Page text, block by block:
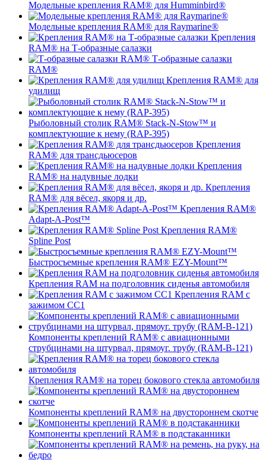
Модельные крепления RAM® для Humminbird®
Модельные крепления RAM® для Raymarine®
Крепления
RAM® на Т-образные салазки
Т-образные салазки
RAM®
Крепления RAM® для
удилищ
Рыболовный столик RAM® Stack-N-Stow™ и
комплектующие к нему (RAP-395)
Крепления
RAM® для трансдьюсеров
Крепления
RAM® на надувные лодки
Крепления
RAM® для вёсел, якоря и др.
Крепления RAM®
Adapt-A-Post™
Крепления RAM®
Spline Post
Быстросъемные крепления RAM® EZY-Mount™
Крепления RAM на подголовник сиденья автомобиля
Крепления RAM с
зажимом СС1
Компоненты креплений RAM® с авиационными
струбцинами на штурвал, прямоуг. трубу (RAM-B-121)
Крепления RAM® на торец бокового стекла автомобиля
Компоненты креплений RAM® на двустороннем скотче
Компоненты креплений RAM® в подстаканники